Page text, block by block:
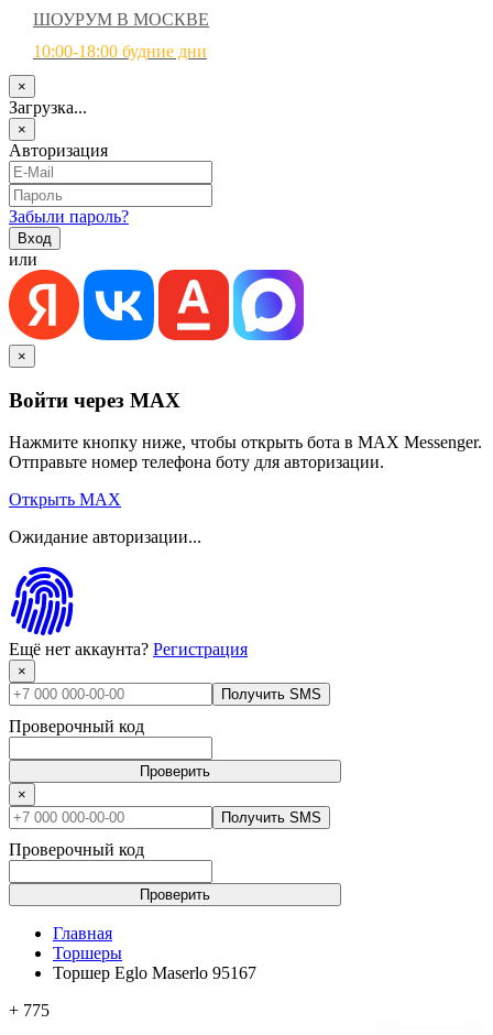
ШОУРУМ В МОСКВЕ
10:00-18:00 будние дни
×
Загрузка...
×
Авторизация
Забыли пароль?
или
×
Войти через MAX
Нажмите кнопку ниже, чтобы открыть бота в MAX Messenger.
Отправьте номер телефона боту для авторизации.
Открыть MAX
Ожидание авторизации...
Ещё нет аккаунта? Регистрация
×
Получить SMS
Проверочный код
Проверить
×
Получить SMS
Проверочный код
Проверить
Главная
Торшеры
Торшер Eglo Maserlo 95167
+ 775